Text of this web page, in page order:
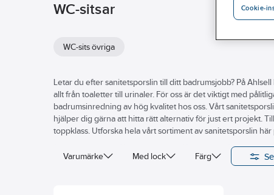
WC-sitsar
WC-sits övriga
Letar du efter sanitetsporslin till ditt badrumsjobb? På
allt från toaletter till urinaler. För oss är det viktigt med
badrumsinredning av hög kvalitet hos oss. Vårt
hjälper dig gärna att hitta rätt alternativ för just ert projekt.
toppklass. Utforska hela vårt sortiment av sanitetsporslin
Varumärke Med lock Färg
Cookie-